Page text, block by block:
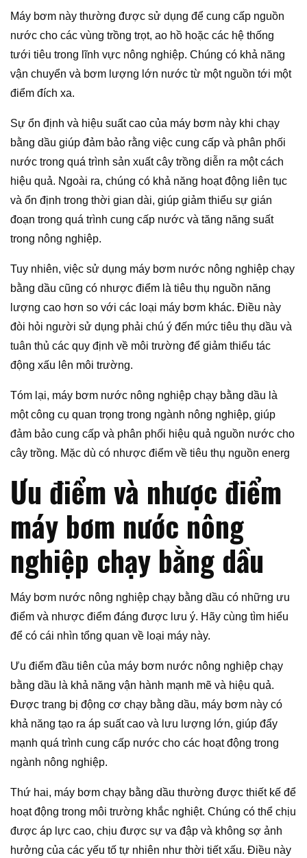
Máy bơm này thường được sử dụng để cung cấp nguồn
nước cho các vùng trồng trọt, ao hồ hoặc các hệ thống
tưới tiêu trong lĩnh vực nông nghiệp. Chúng có khả năng
vận chuyển và bơm lượng lớn nước từ một nguồn tới một
điểm đích xa.
Sự ổn định và hiệu suất cao của máy bơm này khi chạy
bằng dầu giúp đảm bảo rằng việc cung cấp và phân phối
nước trong quá trình sản xuất cây trồng diễn ra một cách
hiệu quả. Ngoài ra, chúng có khả năng hoạt động liên tục
và ổn định trong thời gian dài, giúp giảm thiểu sự gián
đoạn trong quá trình cung cấp nước và tăng năng suất
trong nông nghiệp.
Tuy nhiên, việc sử dụng máy bơm nước nông nghiệp chạy
bằng dầu cũng có nhược điểm là tiêu thụ nguồn năng
lượng cao hơn so với các loại máy bơm khác. Điều này
đòi hỏi người sử dụng phải chú ý đến mức tiêu thụ dầu và
tuân thủ các quy định về môi trường để giảm thiểu tác
động xấu lên môi trường.
Tóm lại, máy bơm nước nông nghiệp chạy bằng dầu là
một công cụ quan trọng trong ngành nông nghiệp, giúp
đảm bảo cung cấp và phân phối hiệu quả nguồn nước cho
cây trồng. Mặc dù có nhược điểm về tiêu thụ nguồn energ
Ưu điểm và nhược điểm
máy bơm nước nông
nghiệp chạy bằng dầu
Máy bơm nước nông nghiệp chạy bằng dầu có những ưu
điểm và nhược điểm đáng được lưu ý. Hãy cùng tìm hiểu
để có cái nhìn tổng quan về loại máy này.
Ưu điểm đầu tiên của máy bơm nước nông nghiệp chạy
bằng dầu là khả năng vận hành mạnh mẽ và hiệu quả.
Được trang bị động cơ chạy bằng dầu, máy bơm này có
khả năng tạo ra áp suất cao và lưu lượng lớn, giúp đẩy
mạnh quá trình cung cấp nước cho các hoạt động trong
ngành nông nghiệp.
Thứ hai, máy bơm chạy bằng dầu thường được thiết kế để
hoạt động trong môi trường khắc nghiệt. Chúng có thể chịu
được áp lực cao, chịu được sự va đập và không sợ ảnh
hưởng của các yếu tố tự nhiên như thời tiết xấu. Điều này